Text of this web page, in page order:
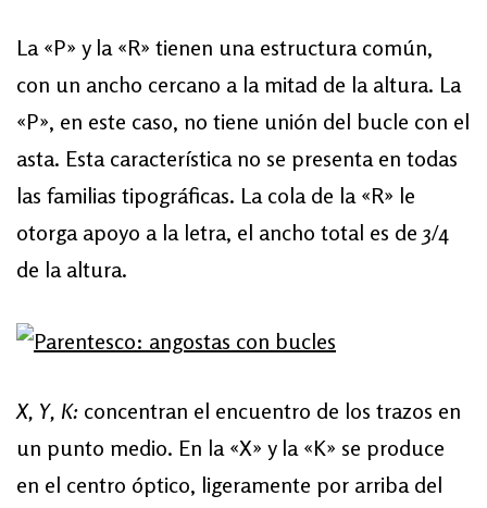
La «P» y la «R» tienen una estructura común,
con un ancho cercano a la mitad de la altura. La
«P», en este caso, no tiene unión del bucle con el
asta. Esta característica no se presenta en todas
las familias tipográficas. La cola de la «R» le
otorga apoyo a la letra, el ancho total es de 3/4
de la altura.
X, Y, K: concentran el encuentro de los trazos en
un punto medio. En la «X» y la «K» se produce
en el centro óptico, ligeramente por arriba del